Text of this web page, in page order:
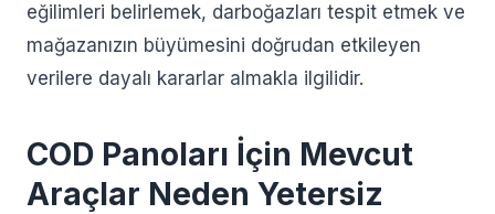
eğilimleri belirlemek, darboğazları tespit etmek ve
mağazanızın büyümesini doğrudan etkileyen
verilere dayalı kararlar almakla ilgilidir.
COD Panoları İçin Mevcut
Araçlar Neden Yetersiz